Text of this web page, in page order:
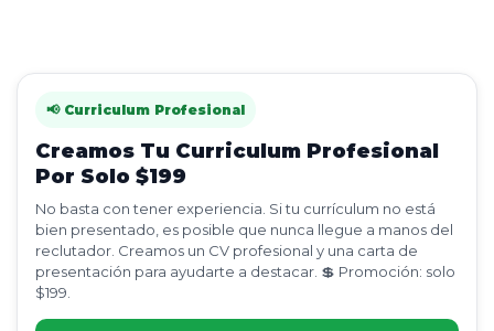
📢 Curriculum Profesional
Creamos Tu Curriculum Profesional
Por Solo $199
No basta con tener experiencia. Si tu currículum no está
bien presentado, es posible que nunca llegue a manos del
reclutador. Creamos un CV profesional y una carta de
presentación para ayudarte a destacar. 💲 Promoción: solo
$199.